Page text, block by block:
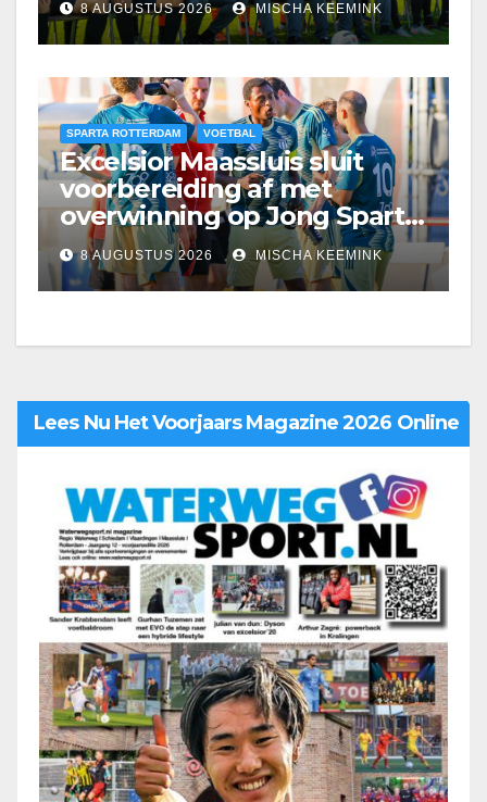
8 AUGUSTUS 2026 MISCHA KEEMINK
SPARTA ROTTERDAM VOETBAL
Excelsior Maassluis sluit
voorbereiding af met
overwinning op Jong Sparta
Rotterdam
8 AUGUSTUS 2026 MISCHA KEEMINK
Lees Nu Het Voorjaars Magazine 2026 Online